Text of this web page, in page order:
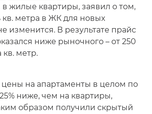
в жилые квартиры, заявил о том,
кв. метра в ЖК для новых
изменится. В результате прайс
ниже рыночного – от 250
метр.
цены на апартаменты в целом по
ниже, чем на квартиры,
образом получили скрытый